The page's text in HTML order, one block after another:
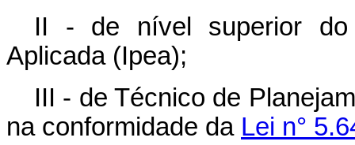
II - de nível superior do
Aplicada (Ipea);
III - de Técnico de
na conformidade da Lei n°